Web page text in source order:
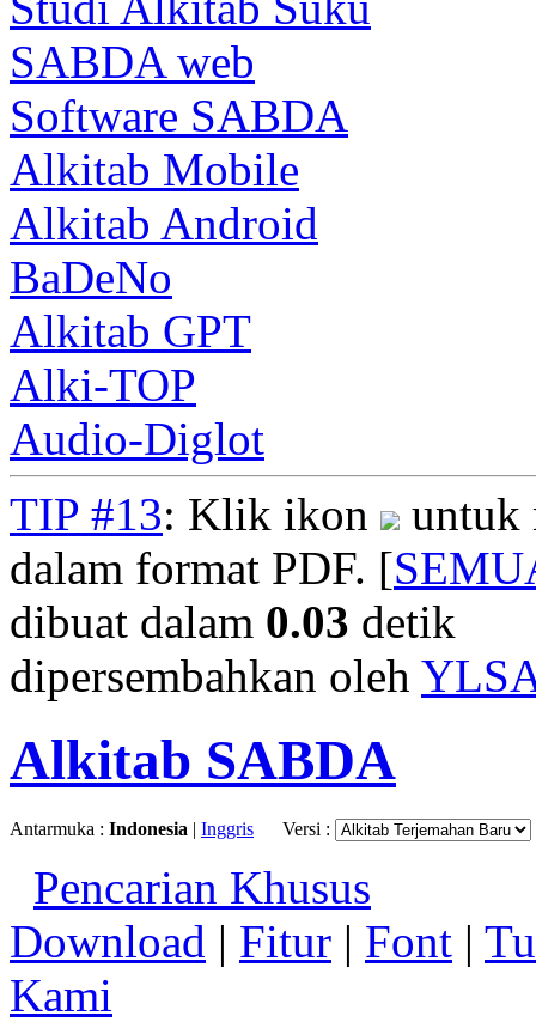
SABDA web
Software SABDA
Alkitab Mobile
Alkitab Android
BaDeNo
Alkitab GPT
Alki-TOP
Audio-Diglot
TIP #13: Klik ikon
untuk
dalam format PDF. [
dibuat dalam 0.03 detik
dipersembahkan oleh
Alkitab SABDA
Antarmuka : Indonesia | Inggris Versi :
Pencarian Khusus
Download | Fitur | Font |
Kami